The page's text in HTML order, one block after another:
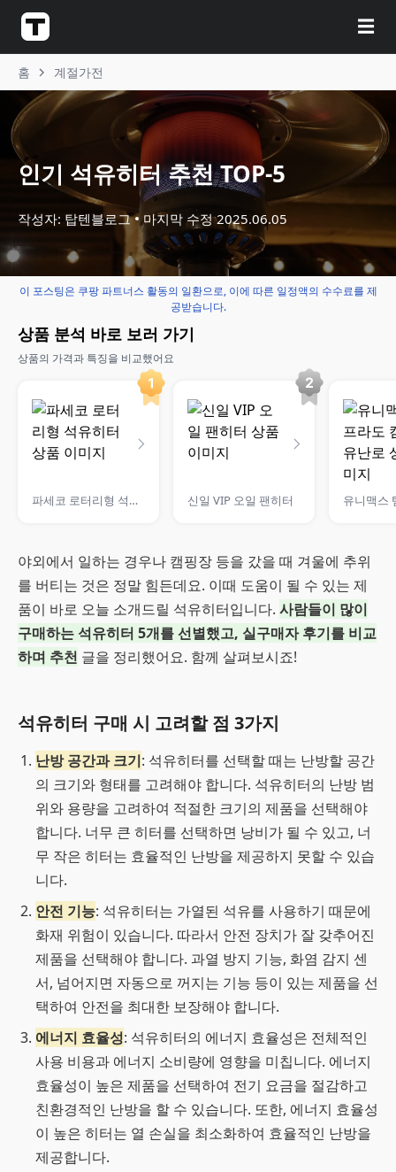
☰
홈 계절가전
인기 석유히터 추천 TOP-5
작성자: 탑텐블로그 마지막 수정2025.06.05
이 포스팅은 쿠팡 파트너스 활동의 일환으로, 이에 따른 일정액의 수수료를 제
공받습니다.
상품 분석 바로 보러 가기
상품의 가격과 특징을 비교했어요
파세코 로터리형 석유히터 신일 VIP 오일 팬히터
야외에서 일하는 경우나 캠핑장 등을 갔을 때 겨울에 추위
를 버티는 것은 정말 힘든데요. 이때 도움이 될 수 있는 제
품이 바로 오늘 소개드릴 석유히터입니다. 사람들이 많이
구매하는 석유히터 5개를 선별했고, 실구매자 후기를 비교
하며 추천 글을 정리했어요. 함께 살펴보시죠!
석유히터 구매 시 고려할 점 3가지
난방 공간과 크기: 석유히터를 선택할 때는 난방할 공간
의 크기와 형태를 고려해야 합니다. 석유히터의 난방 범
위와 용량을 고려하여 적절한 크기의 제품을 선택해야
합니다. 너무 큰 히터를 선택하면 낭비가 될 수 있고, 너
무 작은 히터는 효율적인 난방을 제공하지 못할 수 있습
니다.
안전 기능: 석유히터는 가열된 석유를 사용하기 때문에
화재 위험이 있습니다. 따라서 안전 장치가 잘 갖추어진
제품을 선택해야 합니다. 과열 방지 기능, 화염 감지 센
서, 넘어지면 자동으로 꺼지는 기능 등이 있는 제품을 선
택하여 안전을 최대한 보장해야 합니다.
에너지 효율성: 석유히터의 에너지 효율성은 전체적인
사용 비용과 에너지 소비량에 영향을 미칩니다. 에너지
효율성이 높은 제품을 선택하여 전기 요금을 절감하고
친환경적인 난방을 할 수 있습니다. 또한, 에너지 효율성
이 높은 히터는 열 손실을 최소화하여 효율적인 난방을
제공합니다.